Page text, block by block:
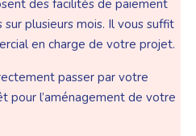
des facilités de paiement
plusieurs mois. Il vous suffit
en charge de votre projet.
passer par votre
pour l’aménagement de votre